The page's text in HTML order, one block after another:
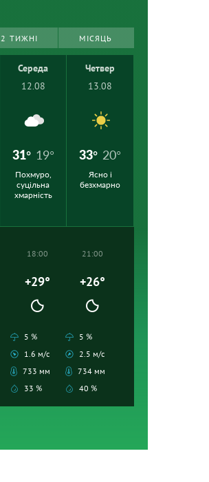
2 ТИЖНІ МІСЯЦЬ
Середа
12.08
31° 19°
Похмуро,
суцільна
хмарність
Четвер
13.08
33° 20°
Ясно і
безхмарно
18:00
+29°
5 %
1.6 м/с
733 мм
33 %
21:00
+26°
5 %
2.5 м/с
734 мм
40 %